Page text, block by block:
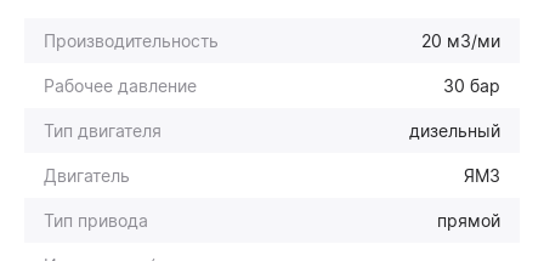
Производительность 20 м3/ми
Рабочее давление 30 бар
Тип двигателя дизельный
Двигатель ЯМЗ
Тип привода прямой